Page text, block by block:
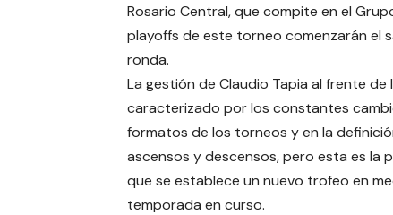
Rosario Central, que compite en el
playoffs de este torneo comenzarán el
ronda.
La gestión de Claudio Tapia al frente de
caracterizado por los constantes
formatos de los torneos y en la
ascensos y descensos, pero esta es la
que se establece un nuevo trofeo en
temporada en curso.